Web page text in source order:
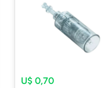
U$ 0,70